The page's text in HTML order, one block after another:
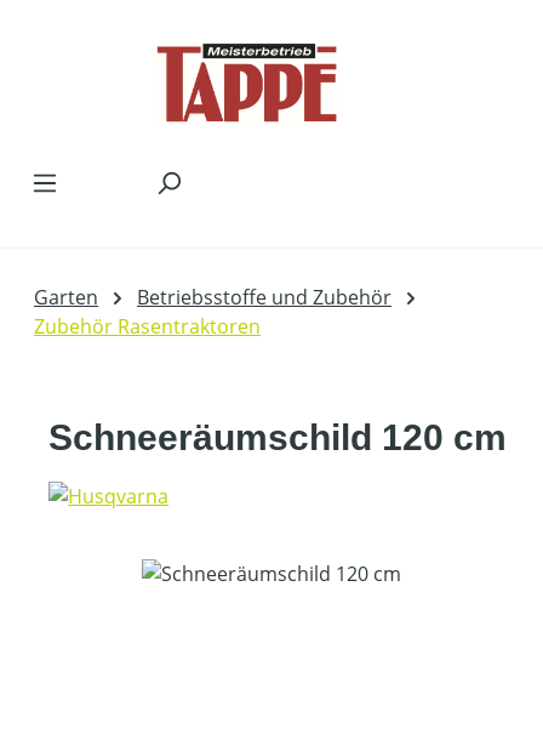
Garten
Betriebsstoffe und Zubehör
Zubehör Rasentraktoren
Schneeräumschild 120 cm
Bildergalerie überspringen